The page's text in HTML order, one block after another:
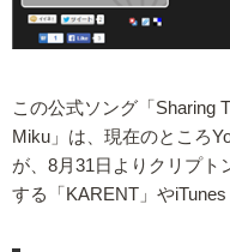
この公式ソング「Sharing
Miku」は、現在のところ
が、8月31日よりクリプト
する「KARENT」や